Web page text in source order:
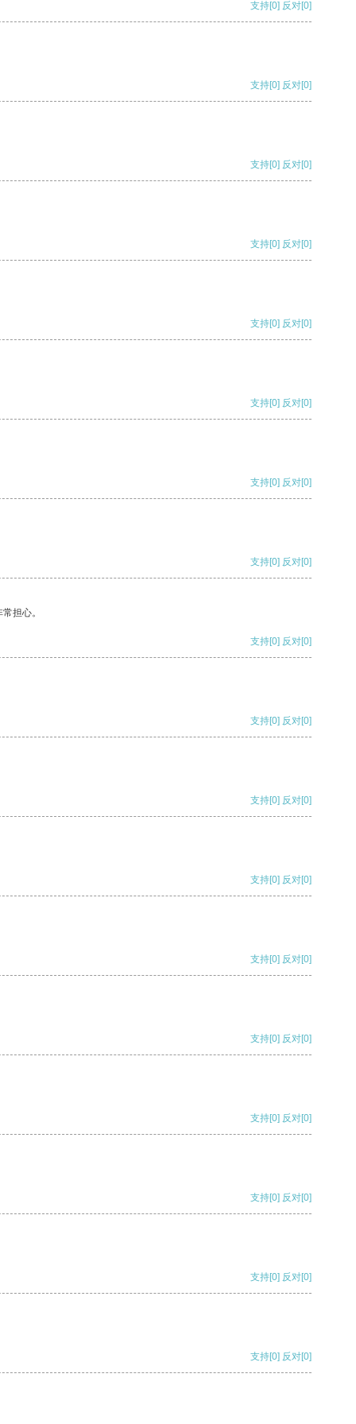
支持[0] 反对[0]
支持[0] 反对[0]
支持[0] 反对[0]
支持[0] 反对[0]
支持[0] 反对[0]
支持[0] 反对[0]
支持[0] 反对[0]
支持[0] 反对[0]
担心。
支持[0] 反对[0]
支持[0] 反对[0]
支持[0] 反对[0]
支持[0] 反对[0]
支持[0] 反对[0]
支持[0] 反对[0]
支持[0] 反对[0]
支持[0] 反对[0]
支持[0] 反对[0]
支持[0] 反对[0]